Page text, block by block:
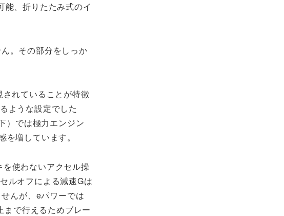
、折りたたみ式のイ
。その部分をしっか
れていることが特徴
ような設定でした
）では極力エンジン
増しています。
使わないアクセル操
ルオフによる減速Gは
んが、eパワーでは
で行えるためブレー